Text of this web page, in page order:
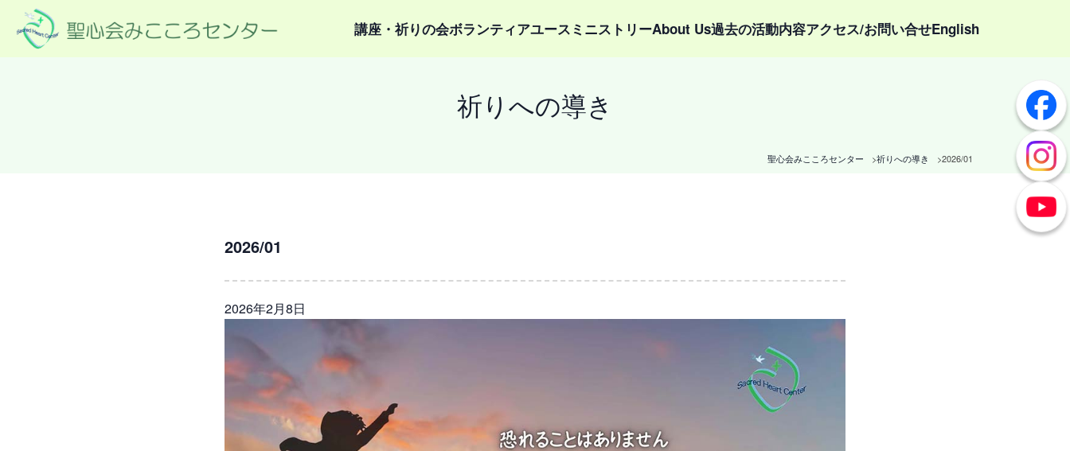
講座・祈りの会ボランティアユースミニストリーAbout Us過去の活動内容アクセス/お問い合せEnglish
祈りへの導き
聖心会みこころセンター 祈りへの導き 2026/01
2026/01
2026年2月8日